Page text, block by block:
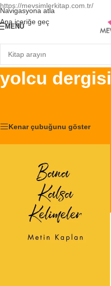
https://mevsimlerkitap.com.tr/
Navigasyona atla
Ana içeriğe geç
MENÜ
yolcu dergisi
Kenar çubuğunu göster